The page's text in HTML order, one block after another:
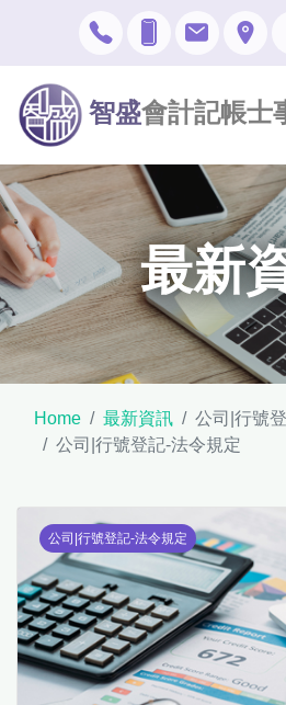
智盛會計記帳士
最新
Home 最新資訊
公司|行號
公司|行號登記-法令規定
公司|行號登記-法令規定